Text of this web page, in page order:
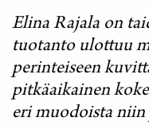
Elina Rajala on
tuotanto ulottuu
perinteiseen
pitkäaikainen
eri muodoista